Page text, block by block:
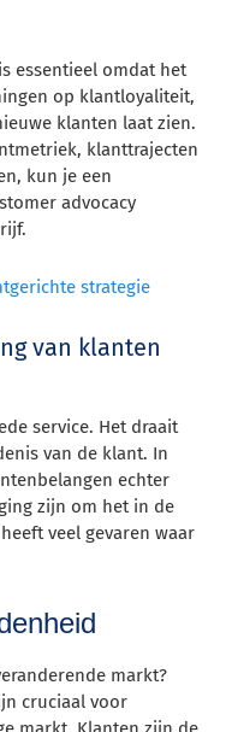
essentieel omdat het
op klantloyaliteit,
klanten laat zien.
klanttrajecten
kun je een
advocacy
strategie
van klanten
service. Het draait
van de klant. In
echter
zijn om het in de
veel gevaren waar
markt?
cruciaal voor